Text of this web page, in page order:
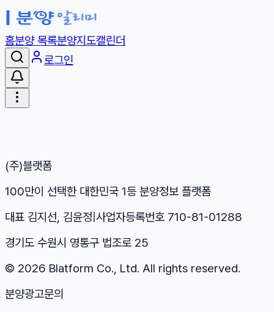
홈분양 목록분양지도캘린더
로그인
(주)블랫폼
100만이 선택한 대한민국 1등 분양정보 플랫폼
대표 김지선, 김윤정 사업자등록번호 710-81-01288
경기도 수원시 영통구 법조로 25
© 2026 Blatform Co., Ltd. All rights reserved.
분양광고문의